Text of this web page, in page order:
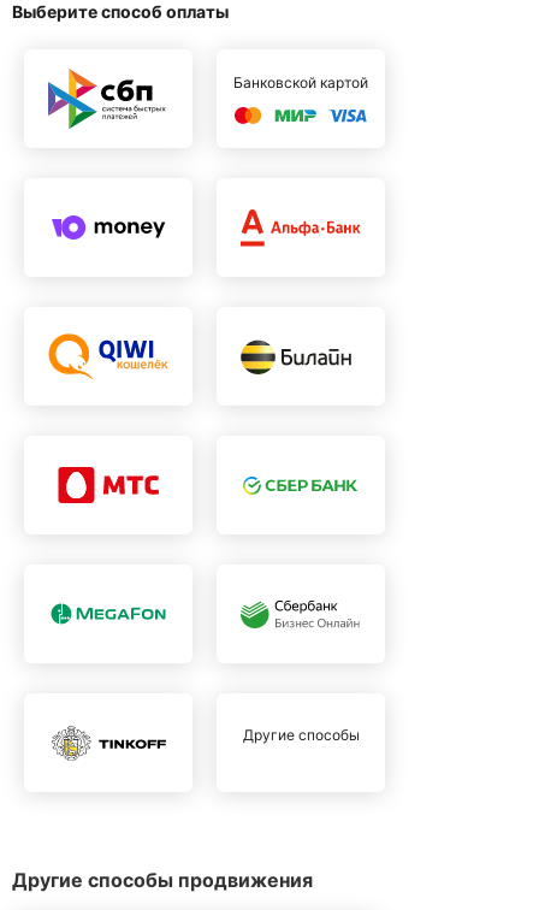
Выберите способ оплаты
Банковской картой
Другие способы
Другие способы продвижения